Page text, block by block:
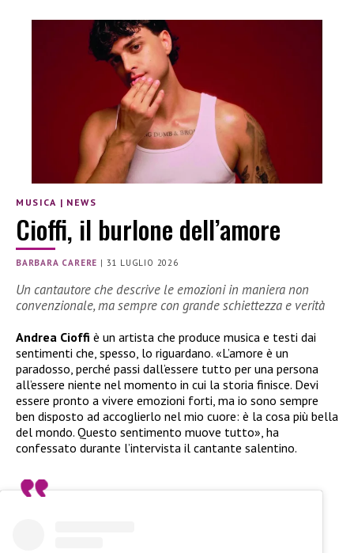
MUSICA | NEWS
Cioffi, il burlone dell’amore
BARBARA CARERE | 31 LUGLIO 2026
Un cantautore che descrive le emozioni in maniera non
convenzionale, ma sempre con grande schiettezza e verità
Andrea Cioffi è un artista che produce musica e testi dai
sentimenti che, spesso, lo riguardano. «L’amore è un
paradosso, perché passi dall’essere tutto per una persona
all’essere niente nel momento in cui la storia finisce. Devi
essere pronto a vivere emozioni forti, ma io sono sempre
ben disposto ad accoglierlo nel mio cuore: è la cosa più bella
del mondo. Questo sentimento muove tutto», ha
confessato durante l’intervista il cantante salentino.